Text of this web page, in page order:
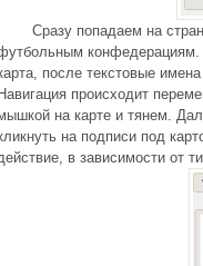
Сразу попадаем на
после текстовые
Навигация происходит
на карте и тянем.
на подписи под
в зависимости от